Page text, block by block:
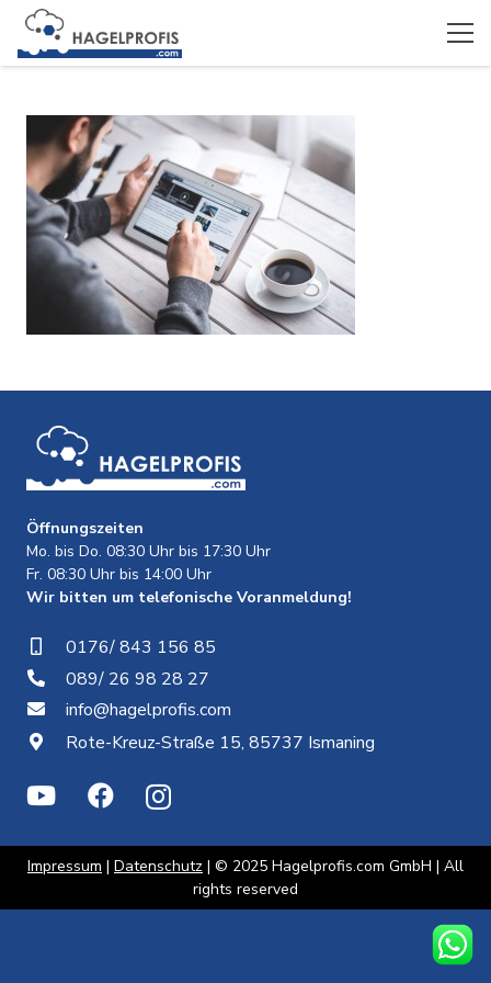
Öffnungszeiten
Mo. bis Do. 08:30 Uhr bis 17:30 Uhr
Fr. 08:30 Uhr bis 14:00 Uhr
Wir bitten um telefonische Voranmeldung!
0176/ 843 156 85
089/ 26 98 28 27
info@hagelprofis.com
Rote-Kreuz-Straße 15, 85737 Ismaning
Impressum | Datenschutz | © 2025 Hagelprofis.com GmbH | All
rights reserved